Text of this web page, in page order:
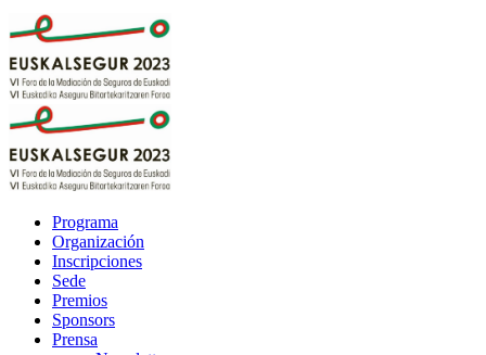
Programa
Organización
Inscripciones
Sede
Premios
Sponsors
Prensa